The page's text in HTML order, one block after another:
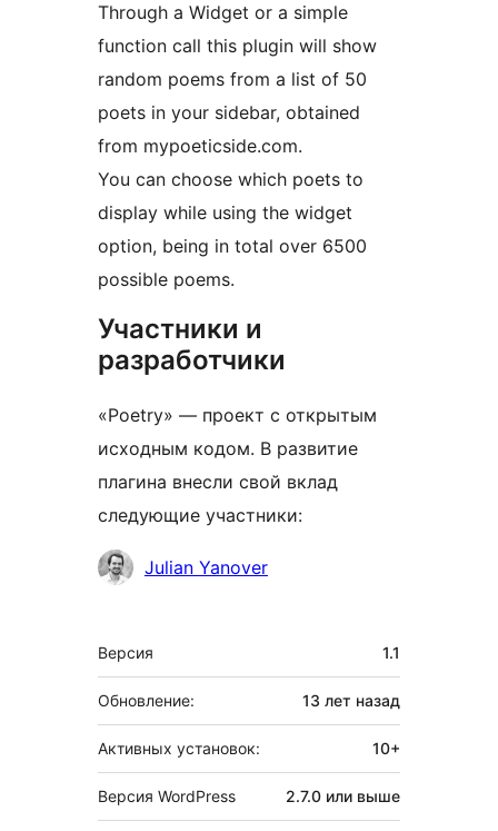
Through a Widget or a simple
function call this plugin will show
random poems from a list of 50
poets in your sidebar, obtained
from mypoeticside.com.
You can choose which poets to
display while using the widget
option, being in total over 6500
possible poems.
Участники и
разработчики
«Poetry» — проект с открытым
исходным кодом. В развитие
плагина внесли свой вклад
следующие участники:
УчастникиJulian Yanover
Мета
Версия 1.1
Обновление: 13 лет назад
Активных установок: 10+
Версия WordPress 2.7.0 или выше